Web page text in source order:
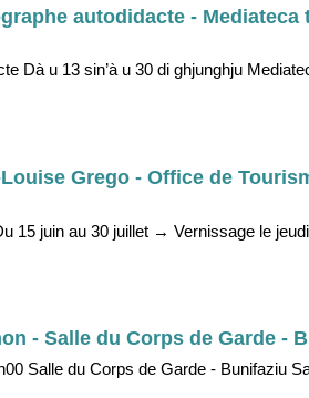
autodidacte - Mediateca
Dà u 13 sin’à u 30 di ghjunghju
Grego - Office de
15 juin au 30 juillet → Vernissage le
- Salle du Corps de Garde -
Salle du Corps de Garde - Bunifaziu